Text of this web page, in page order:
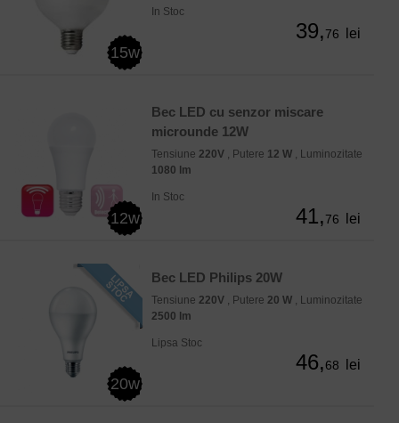
15w
In Stoc
39,76 lei
12w
Bec LED cu senzor miscare
microunde 12W
Tensiune 220V , Putere 12 W , Luminozitate
1080 lm
In Stoc
41,76 lei
20w
Bec LED Philips 20W
Tensiune 220V , Putere 20 W , Luminozitate
2500 lm
Lipsa Stoc
46,68 lei